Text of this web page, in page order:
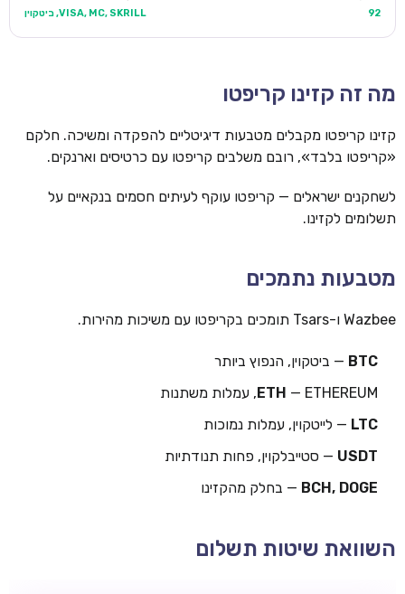
92
VISA, MC, SKRILL, ביטקוין
מה זה קזינו קריפטו
קזינו קריפטו מקבלים מטבעות דיגיטליים להפקדה ומשיכה. חלקם
«קריפטו בלבד», רובם משלבים קריפטו עם כרטיסים וארנקים.
לשחקנים ישראלים — קריפטו עוקף לעיתים חסמים בנקאיים על
תשלומים לקזינו.
מטבעות נתמכים
Wazbee ו-Tsars תומכים בקריפטו עם משיכות מהירות.
BTC — ביטקוין, הנפוץ ביותר
ETH — ETHEREUM, עמלות משתנות
LTC — לייטקוין, עמלות נמוכות
USDT — סטייבלקוין, פחות תנודתיות
BCH, DOGE — בחלק מהקזינו
השוואת שיטות תשלום